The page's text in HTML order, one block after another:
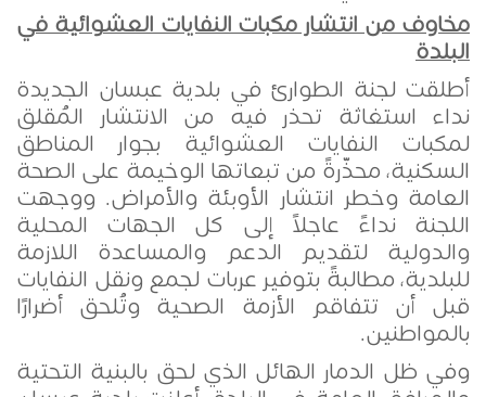
مخاوف من انتشار مكبات النفايات العشوائية في
البلدة
أطلقت لجنة الطوارئ في بلدية عبسان الجديدة
نداء استغاثة تحذر فيه من الانتشار المُقلق
لمكبات النفايات العشوائية بجوار المناطق
السكنية، محذّرةً من تبعاتها الوخيمة على الصحة
العامة وخطر انتشار الأوبئة والأمراض. ووجهت
اللجنة نداءً عاجلاً إلى كل الجهات المحلية
والدولية لتقديم الدعم والمساعدة اللازمة
للبلدية، مطالبةً بتوفير عربات لجمع ونقل النفايات
قبل أن تتفاقم الأزمة الصحية وتُلحق أضرارًا
بالمواطنين.
وفي ظل الدمار الهائل الذي لحق بالبنية التحتية